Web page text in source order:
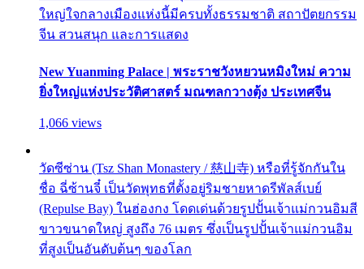
ใหญ่ใจกลางเมืองแห่งนี้มีครบทั้งธรรมชาติ สถาปัตยกรรม
จีน สวนสนุก และการแสดง
New Yuanming Palace | พระราชวังหยวนหมิงใหม่ ความ
ยิ่งใหญ่แห่งประวัติศาสตร์ มณฑลกวางตุ้ง ประเทศจีน
1,066 views
วัดซีซ่าน (Tsz Shan Monastery / 慈山寺) หรือที่รู้จักกันใน
ชื่อ ฉี่ซ้านจี๋ เป็นวัดพุทธที่ตั้งอยู่ริมชายหาดรีพัลส์เบย์
(Repulse Bay) ในฮ่องกง โดดเด่นด้วยรูปปั้นเจ้าแม่กวนอิมสี
ขาวขนาดใหญ่ สูงถึง 76 เมตร ซึ่งเป็นรูปปั้นเจ้าแม่กวนอิม
ที่สูงเป็นอันดับต้นๆ ของโลก